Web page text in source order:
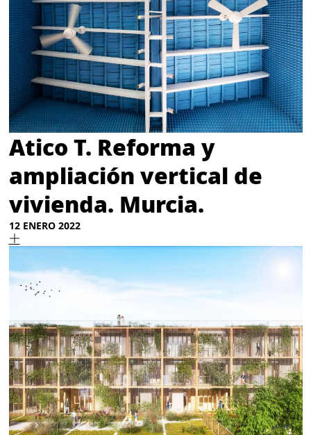
Atico T. Reforma y
ampliación vertical de
vivienda. Murcia.
12 ENERO 2022